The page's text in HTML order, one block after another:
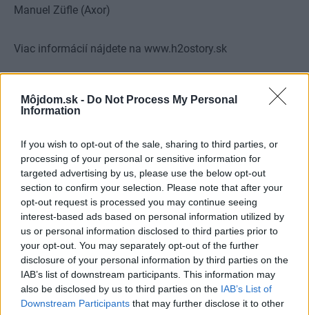
Môjdom.sk - Do Not Process My Personal
Information
If you wish to opt-out of the sale, sharing to third parties, or
processing of your personal or sensitive information for
targeted advertising by us, please use the below opt-out
section to confirm your selection. Please note that after your
opt-out request is processed you may continue seeing
interest-based ads based on personal information utilized by
us or personal information disclosed to third parties prior to
your opt-out. You may separately opt-out of the further
disclosure of your personal information by third parties on the
IAB’s list of downstream participants. This information may
also be disclosed by us to third parties on the IAB’s List of
Downstream Participants that may further disclose it to other
Manuel Züfle (Axor)
Viac informácií nájdete na www.h2ostory.sk
Kategória: Aktuality
Zdieľať článok